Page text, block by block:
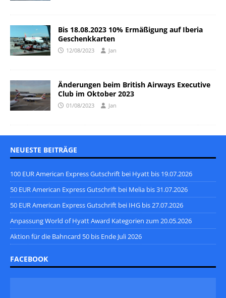
Bis 18.08.2023 10% Ermäßigung auf Iberia
Geschenkkarten
12/08/2023 Jan
Änderungen beim British Airways Executive
Club im Oktober 2023
01/08/2023 Jan
NEUESTE BEITRÄGE
100 EUR American Express Gutschrift bei Hyatt bis 19.07.2026
50 EUR American Express Gutschrift bei Melia bis 31.07.2026
50 EUR American Express Gutschrift bei IHG bis 27.07.2026
Anpassung World of Hyatt Award Kategorien zum 20.05.2026
Aktion für die Bahncard 50 bis Ende Juli 2026
FACEBOOK